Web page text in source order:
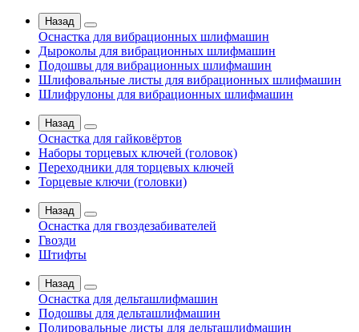
Назад
Оснастка для вибрационных шлифмашин
Дыроколы для вибрационных шлифмашин
Подошвы для вибрационных шлифмашин
Шлифовальные листы для вибрационных шлифмашин
Шлифрулоны для вибрационных шлифмашин
Назад
Оснастка для гайковёртов
Наборы торцевых ключей (головок)
Переходники для торцевых ключей
Торцевые ключи (головки)
Назад
Оснастка для гвоздезабивателей
Гвозди
Штифты
Назад
Оснастка для дельташлифмашин
Подошвы для дельташлифмашин
Полировальные листы для дельташлифмашин